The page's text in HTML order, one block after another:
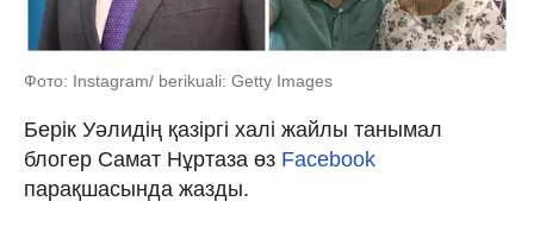
Фото: Instagram/ berikuali: Getty Images
Берік Уәлидің қазіргі халі жайлы танымал
блогер Самат Нұртаза өз Facebook
парақшасында жазды.